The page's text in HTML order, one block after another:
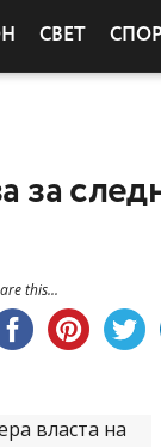
СВЕТ
this...